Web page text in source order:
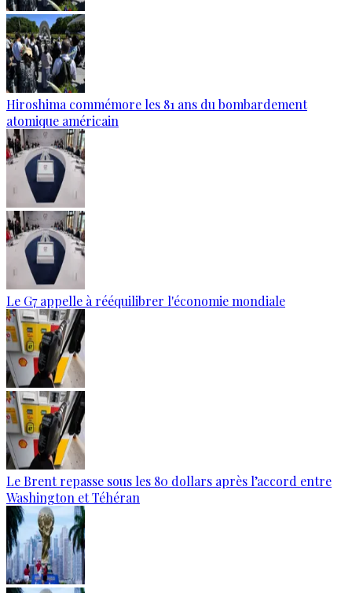
Hiroshima commémore les 81 ans du bombardement
atomique américain
Le G7 appelle à rééquilibrer l'économie mondiale
Le Brent repasse sous les 80 dollars après l’accord entre
Washington et Téhéran